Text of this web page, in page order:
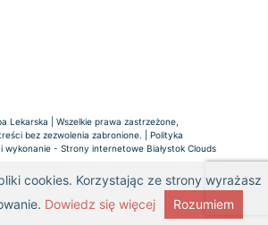
Lekarska | Wszelkie prawa zastrzeżone,
bez zezwolenia zabronione. | Polityka
i wykonanie - Strony internetowe Białystok Clouds
cookies. Korzystając ze strony wyrażasz
Dowiedz się więcej Rozumiem